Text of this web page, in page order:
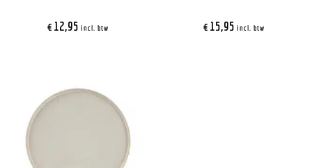
€12,95 incl. btw €15,95 incl. btw